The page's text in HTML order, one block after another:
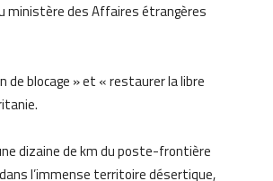
ministère des Affaires étrangères
blocage » et « restaurer la libre
dizaine de km du poste-frontière
l’immense territoire désertique,